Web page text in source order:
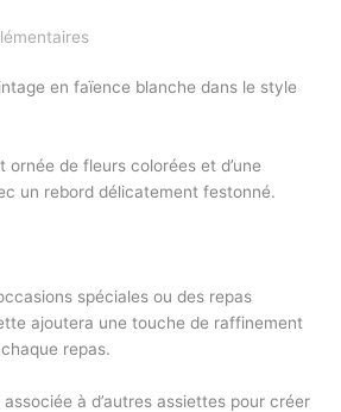
en faïence blanche dans le style
ornée de fleurs colorées et d’une
un rebord délicatement festonné.
spéciales ou des repas
ajoutera une touche de raffinement
repas.
à d’autres assiettes pour créer